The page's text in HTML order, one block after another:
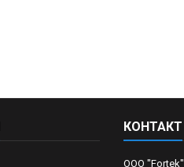
КОНТАКТ
OOO "Fortek"